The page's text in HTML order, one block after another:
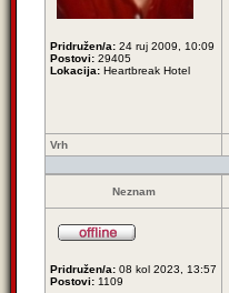
Pridružen/a: 24 ruj 2009, 10:09
Postovi: 29405
Lokacija: Heartbreak Hotel
Vrh
Neznam
Pridružen/a: 08 kol 2023, 13:57
Postovi: 1109